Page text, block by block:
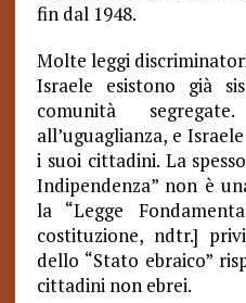
fin dal 1948.
Molte leggi
Israele esistono già
comunità
all’uguaglianza, e
i suoi cittadini. La
Indipendenza” non è
la “Legge
costituzione, ndtr.]
dello “Stato ebraico”
cittadini non ebrei.